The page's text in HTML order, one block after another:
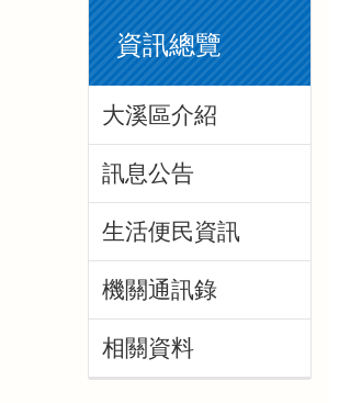
資訊總覽
大溪區介紹
訊息公告
生活便民資訊
機關通訊錄
相關資料